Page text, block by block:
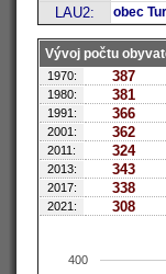
LAU2: obec
Vývoj počtu
1970: 387
1980: 381
1991:
366
2001:
362
2011:
324
2013:
343
2017:
338
2021:
308
400